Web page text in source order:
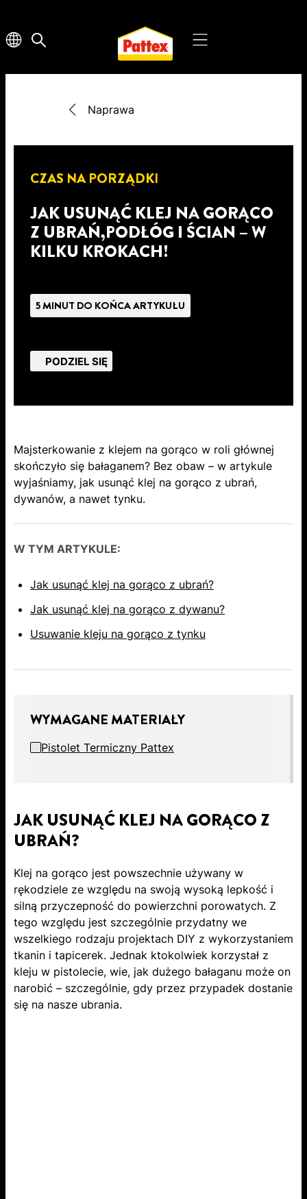
Naprawa
CZAS NA PORZĄDKI
JAK USUNĄĆ KLEJ NA GORĄCO
Z UBRAŃ,PODŁÓG I ŚCIAN – W
KILKU KROKACH!
5 MINUT DO KOŃCA ARTYKUŁU
PODZIEL SIĘ
Majsterkowanie z klejem na gorąco w roli głównej
skończyło się bałaganem? Bez obaw – w artykule
wyjaśniamy, jak usunąć klej na gorąco z ubrań,
dywanów, a nawet tynku.
W TYM ARTYKULE:
Jak usunąć klej na gorąco z ubrań?
Jak usunąć klej na gorąco z dywanu?
Usuwanie kleju na gorąco z tynku
JAK USUNĄĆ KLEJ NA GORĄCO Z
UBRAŃ?
Klej na gorąco jest powszechnie używany w
rękodziele ze względu na swoją wysoką lepkość i
silną przyczepność do powierzchni porowatych. Z
tego względu jest szczególnie przydatny we
wszelkiego rodzaju projektach DIY z wykorzystaniem
tkanin i tapicerek. Jednak ktokolwiek korzystał z
kleju w pistolecie, wie, jak dużego bałaganu może on
narobić – szczególnie, gdy przez przypadek dostanie
się na nasze ubrania.
WYMAGANE MATERIAŁY
Pistolet Termiczny Pattex